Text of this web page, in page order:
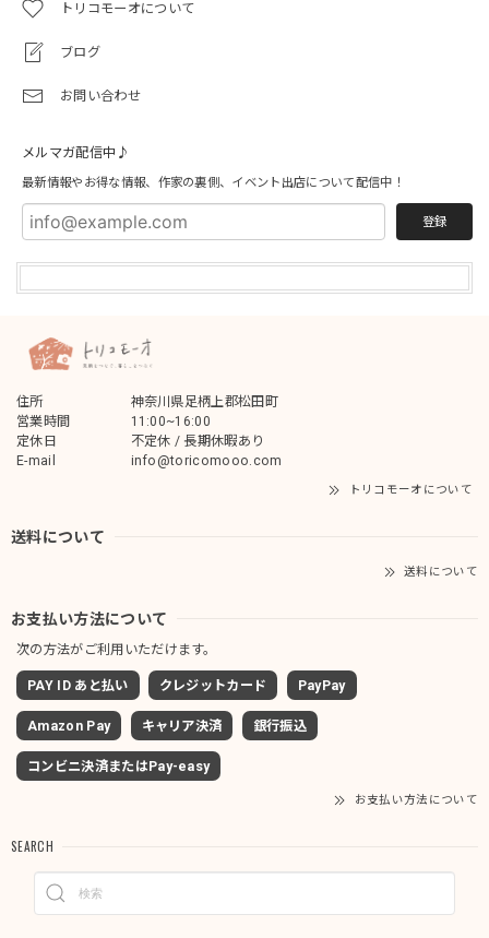
トリコモーオについて
ブログ
お問い合わせ
メルマガ配信中♪
最新情報やお得な情報、作家の裏側、イベント出店について配信中！
登録
住所
神奈川県足柄上郡松田町
営業時間
11:00~16:00
定休日
不定休 / 長期休暇あり
E-mail
info@toricomooo.com
トリコモーオについて
送料について
送料について
お支払い方法について
次の方法がご利用いただけます。
PAY ID あと払い クレジットカード PayPay
Amazon Pay キャリア決済 銀行振込
コンビニ決済またはPay-easy
お支払い方法について
SEARCH